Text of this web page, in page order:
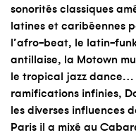
sonorités classiques
latines et caribéennes
l’afro-beat, le latin-
antillaise, la Motown
le tropical jazz dance…
ramifications infinies,
les diverses influences
Paris il a mixé au